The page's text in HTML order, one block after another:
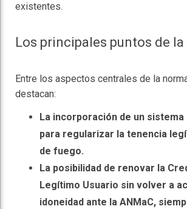
existentes.
Los principales puntos de la
Entre los aspectos centrales de la
destacan:
La incorporación de un sistema
para regularizar la tenencia
de fuego.
La posibilidad de renovar la
Legítimo Usuario sin volver a
idoneidad ante la ANMaC,